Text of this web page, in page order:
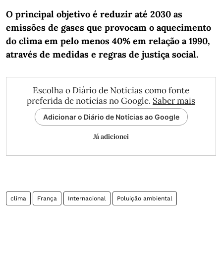
O principal objetivo é reduzir até 2030 as
emissões de gases que provocam o aquecimento
do clima em pelo menos 40% em relação a 1990,
através de medidas e regras de justiça social.
Escolha o Diário de Notícias como fonte
preferida de notícias no Google. Saber mais
Adicionar o Diário de Notícias ao Google
Já adicionei
clima França Internacional Poluição ambiental